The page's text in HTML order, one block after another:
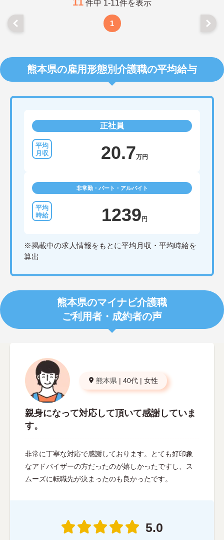
件中 1-11件を表示
1
熊本県の雇用形態別介護職の平均給与
正社員
20.7万円
非常勤・パート・アルバイト
1239 円
※掲載中の求人情報をもとに平均月収・平均時給を
算出
熊本県のマイナビ介護職
ご利用者・成約者の声
熊本県 | 40代 | 女性
親身になって対応して頂いて感謝していま
す。
非常に丁寧な対応で感謝しております。とても好印象
なアドバイザーの方だったのが嬉しかったですし、ス
ムーズに転職先が決まったのも良かったです。
5.0